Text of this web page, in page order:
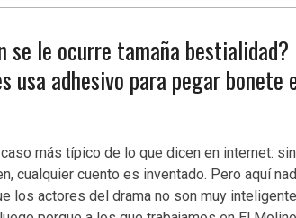
se le ocurre tamaña
usa adhesivo para pegar bonete
más típico de lo que dicen en internet:
cualquier cuento es inventado. Pero aquí
los actores del drama no son muy